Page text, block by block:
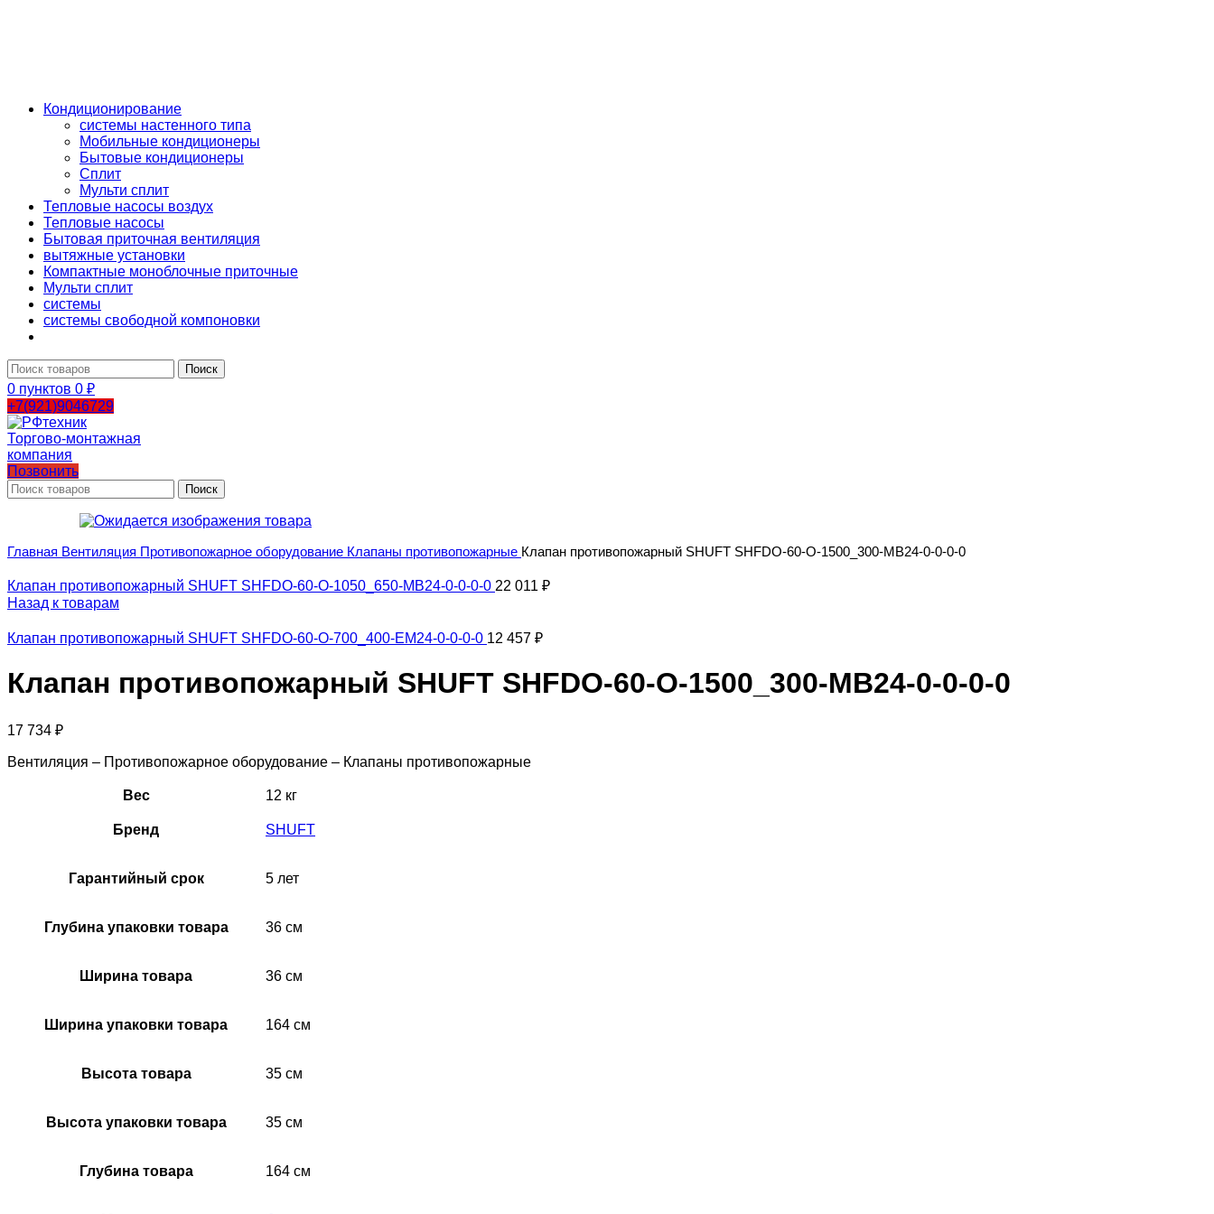
Кондиционирование
системы настенного типа
Мобильные кондиционеры
Бытовые кондиционеры
Сплит
Мульти сплит
Тепловые насосы воздух
Тепловые насосы
Бытовая приточная вентиляция
вытяжные установки
Компактные моноблочные приточные
Мульти сплит
системы
системы свободной компоновки
Поиск
0 пунктов 0 ₽
+7(921)9046729
Позвонить
Поиск
Главная Вентиляция Противопожарное оборудование Клапаны противопожарные Клапан противопожарный SHUFT SHFDO-60-O-1500_300-MB24-0-0-0-0
Клапан противопожарный SHUFT SHFDO-60-O-1050_650-MB24-0-0-0-0 22 011 ₽
Назад к товарам
Клапан противопожарный SHUFT SHFDO-60-O-700_400-EM24-0-0-0-0 12 457 ₽
Клапан противопожарный SHUFT SHFDO-60-O-1500_300-MB24-0-0-0-0
17 734 ₽
Вентиляция – Противопожарное оборудование – Клапаны противопожарные
Вес 12 кг
Бренд SHUFT
Гарантийный срок 5 лет
Глубина упаковки товара 36 см
Ширина товара 36 см
Ширина упаковки товара 164 см
Высота товара 35 см
Высота упаковки товара 35 см
Глубина товара 164 см